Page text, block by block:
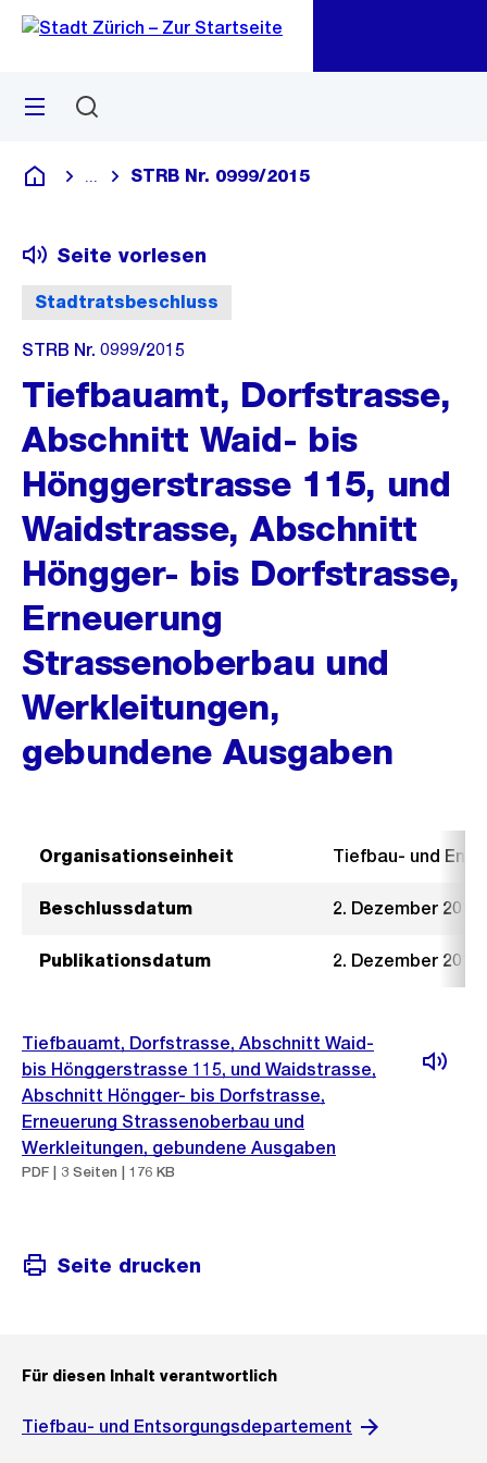
Navigation
Sprunglink
Menü
Deutsch
Blende alle Breadcrumbs ein
STRB Nr. 0999/2015
Stadtratsbeschluss
Seite vorlesen
STRB Nr. 0999/2015
Tiefbauamt, Dorfstrasse,
Abschnitt Waid- bis
Hönggerstrasse 115, und
Waidstrasse, Abschnitt
Höngger- bis Dorfstrasse,
Erneuerung
Strassenoberbau und
Werkleitungen,
gebundene Ausgaben
Organisationseinheit Tiefbau- und
Beschlussdatum 2. Dezember 2015
Publikationsdatum 2. Dezember 2015
Tiefbauamt, Dorfstrasse, Abschnitt Waid-
bis Hönggerstrasse 115, und Waidstrasse,
Abschnitt Höngger- bis Dorfstrasse,
Erneuerung Strassenoberbau und
Werkleitungen, gebundene Ausgaben
PDF | 3 Seiten | 176 KB
Seite drucken
Für diesen Inhalt verantwortlich
Tiefbau- und Entsorgungsdepartement